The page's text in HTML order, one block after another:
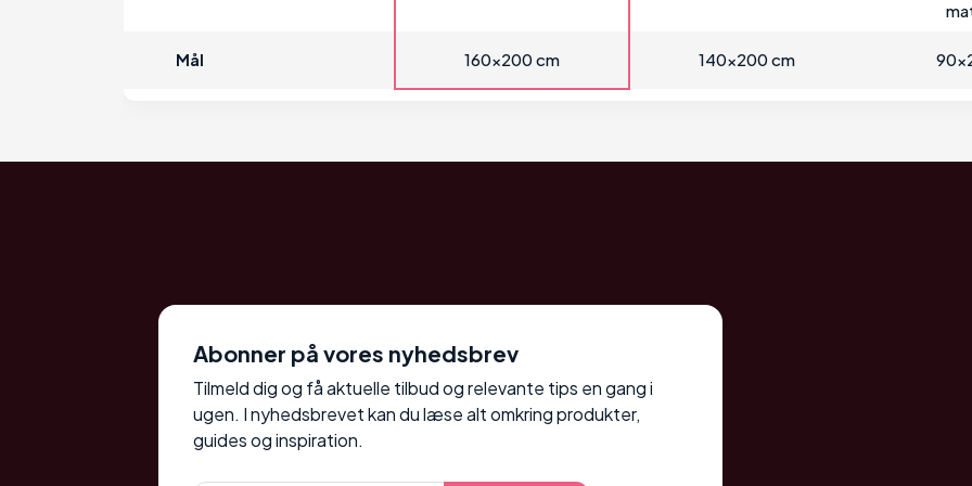
Mål 160x200 cm 140x200 cm
Abonner på vores nyhedsbrev
Tilmeld dig og få aktuelle tilbud og relevante tips en gang i
ugen. I nyhedsbrevet kan du læse alt omkring produkter,
guides og inspiration.